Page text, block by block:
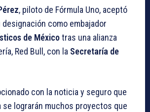
, piloto de Fórmula Uno, aceptó
como embajador
de Méxicotras una alianza
Red Bull, con la Secretaría de
con la noticia y seguro que
se lograrán muchos proyectos que